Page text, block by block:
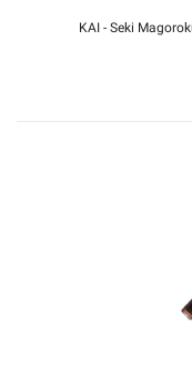
KAI - Seki